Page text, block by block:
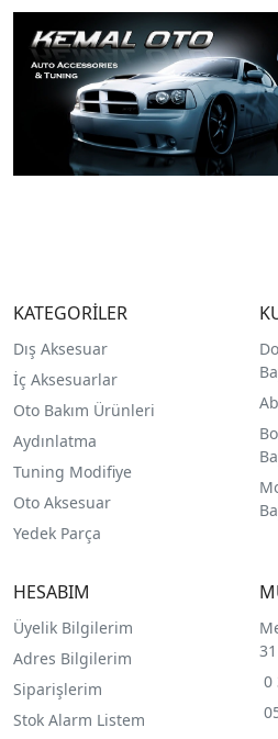
KATEGORİLER
Dış Aksesuar
İç Aksesuarlar
Oto Bakım Ürünleri
Aydınlatma
Tuning Modifiye
Oto Aksesuar
Yedek Parça
HESABIM
Üyelik Bilgilerim
Adres Bilgilerim
Siparişlerim
Stok Alarm Listem
0